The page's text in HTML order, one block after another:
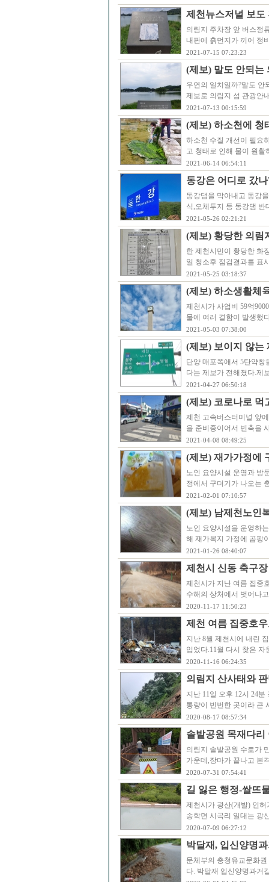
제천뉴스저널 보
의림지 주차장 앞 버스정
내판에 흙먼지가 끼어 정
2021-07-15 07:23:23
(제보) 말도 안되는
우연의 일치일까?말도 안
제보로 의림지 섬 관광안
2021-07-13 00:15:59
(제보) 하소천에
하소천 수질 개선이 필요
고 청태로 인해 물이 원
2021-06-14 06:54:11
동강은 어디로 갔
동강댐을 막아내고 동강
식,오체투지 등 동강댐
2021-05-26 02:21:21
(제보) 황당한 의
한 제천시민이 황당한 화
일 청소후 점검결과를 표
2021-05-25 03:18:37
(제보) 하소생활체
제천시가 사업비 59억
물에 여러 결함이 발생했
2021-05-03 07:38:00
(제보) 보이지 않는
단양 매포쪽애서 5탄약창
다는 제보가 전해졌다.제
2021-04-27 06:50:18
(제보) 코로나로
제천 고속버스터미널 앞
을 준비중이어서 빈축을
2021-04-08 08:49:25
(제보) 재가가정에
노인 요양시설 운영과 방
정에서 구더기가 나오는
2021-02-01 07:10:57
(제보) 남제천노인
노인 요양시설을 운영하
해 재가복지 가정에 곰팡
2021-01-26 08:40:07
제천시 신동 축구
제천시가 지난 여름 집중
수해의 상처에서 벗어나
2020-11-17 11:50:23
제천 여름 집중호
지난 8월 제천시에 내린
입었다.11월 다시 찾은
2020-11-16 06:24:35
의림지 산사태와
지난 11일 오후 12시 24
통량이 빈번한 곳이라 큰
2020-08-17 08:57:34
솔밭공원 목재다
의림지 솔밭공원 수로가
가운데,장마가 끝나고 본
2020-07-31 07:54:41
길 잃은 행정-쌀뜨
제천시가 광산(개발) 인
송학면 시곡리 일대는 광
2020-07-09 06:27:12
박달재, 입신양명
문체부의 충청유교문화
다. 박달재 입신양명과거